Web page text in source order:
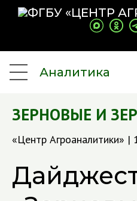
Аналитика
ЗЕРНОВЫЕ И
«Центр Агроаналитики» |